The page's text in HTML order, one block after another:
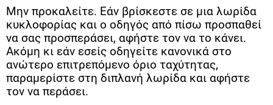
Μην προκαλείτε. Εάν βρίσκεστε σε μια λωρίδα
κυκλοφορίας και ο οδηγός από πίσω προσπαθεί
να σας προσπεράσει, αφήστε τον να το κάνει.
Ακόμη κι εάν εσείς οδηγείτε κανονικά στο
ανώτερο επιτρεπόμενο όριο ταχύτητας,
παραμερίστε στη διπλανή λωρίδα και αφήστε
τον να περάσει.